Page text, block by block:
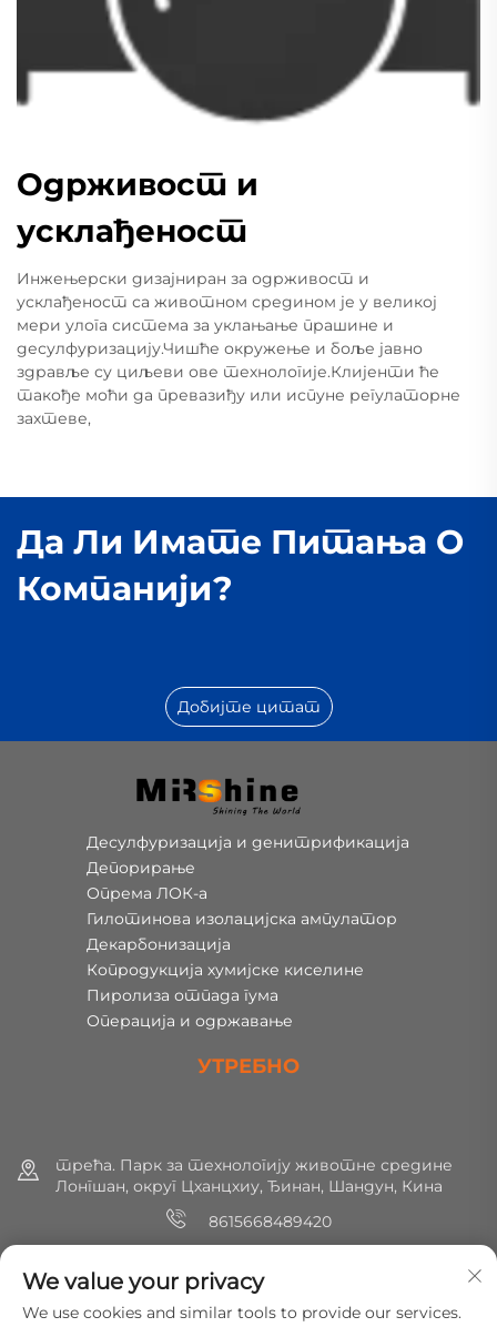
Одрживост и
усклађеност
Инжењерски дизајниран за одрживост и
усклађеност са животном средином је у великој
мери улога система за уклањање прашине и
десулфуризацију.Чишће окружење и боље јавно
здравље су циљеви ове технологије.Клијенти ће
такође моћи да превазиђу или испуне регулаторне
захтеве,
Да Ли Имате Питања О
Компанији?
Добијте цитат
Десулфуризација и денитрификација
Депорирање
Опрема ЛОК-а
Гилотинова изолацијска ампулатор
Декарбонизација
Копродукција хумијске киселине
Пиролиза отпада гума
Операција и одржавање
УТРЕБНО
трећа. Парк за технологију животне средине
Лонгшан, округ Цханцхиу, Ђинан, Шандун, Кина
8615668489420
[email protected]
We value your privacy
We use cookies and similar tools to provide our services.